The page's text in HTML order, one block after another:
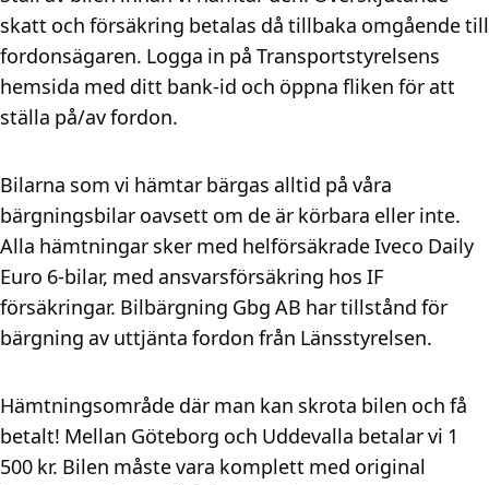
skatt och försäkring betalas då tillbaka omgående till
fordonsägaren. Logga in på Transportstyrelsens
hemsida med ditt bank-id och öppna fliken för att
ställa på/av fordon.
Bilarna som vi hämtar bärgas alltid på våra
bärgningsbilar oavsett om de är körbara eller inte.
Alla hämtningar sker med helförsäkrade Iveco Daily
Euro 6-bilar, med ansvarsförsäkring hos IF
försäkringar. Bilbärgning Gbg AB har tillstånd för
bärgning av uttjänta fordon från Länsstyrelsen.
Hämtningsområde där man kan skrota bilen och få
betalt! Mellan Göteborg och Uddevalla betalar vi 1
500 kr. Bilen måste vara komplett med original